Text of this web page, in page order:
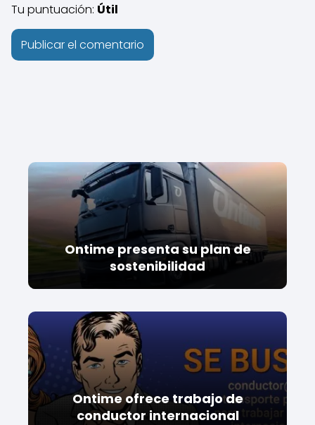
Tu puntuación: Útil
Ontime presenta su plan de
sostenibilidad
Ontime ofrece trabajo de
conductor internacional